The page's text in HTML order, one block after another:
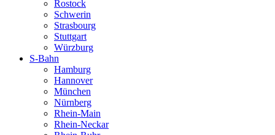
Rostock
Schwerin
Strasbourg
Stuttgart
Würzburg
S-Bahn
Hamburg
Hannover
München
Nürnberg
Rhein-Main
Rhein-Neckar